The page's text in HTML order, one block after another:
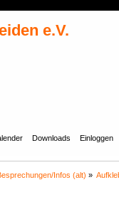
Downloads Einloggen
Infos (alt) »